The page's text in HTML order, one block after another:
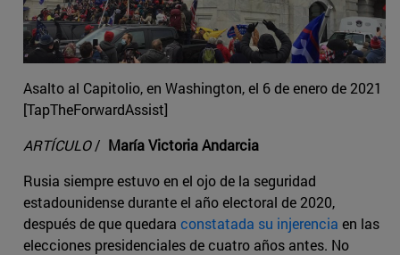
Asalto al Capitolio, en Washington, el 6 de enero de 2021
[TapTheForwardAssist]
ARTÍCULO/ María Victoria Andarcia
Rusia siempre estuvo en el ojo de la seguridad
estadounidense durante el año electoral de 2020,
después de que quedara constatada su injerencia en las
elecciones presidenciales de cuatro años antes. No